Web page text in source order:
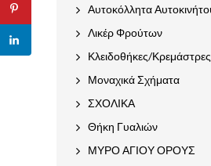
Αυτοκόλλητα
Λικέρ Φρούτων
Κλειδοθήκες/Κρεμάστρες
Μοναχικά Σχήματα
ΣΧΟΛΙΚΑ
Θήκη Γυαλιών
ΜΥΡΟ ΑΓΙΟΥ ΟΡΟΥΣ